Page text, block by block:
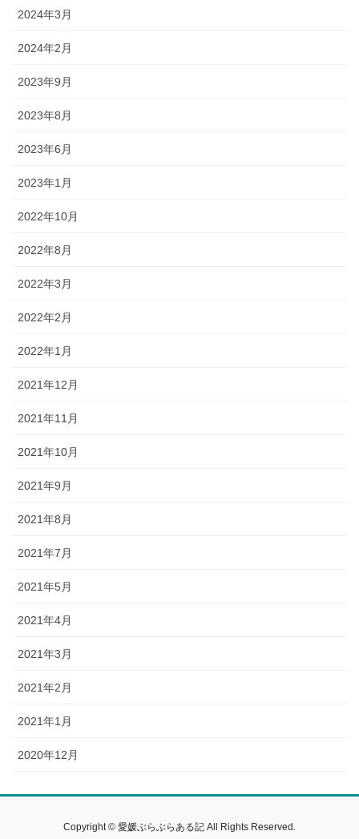
2024年3月
2024年2月
2023年9月
2023年8月
2023年6月
2023年1月
2022年10月
2022年8月
2022年3月
2022年2月
2022年1月
2021年12月
2021年11月
2021年10月
2021年9月
2021年8月
2021年7月
2021年5月
2021年4月
2021年3月
2021年2月
2021年1月
2020年12月
Copyright © 愛媛ぶらぶらある記 All Rights Reserved.